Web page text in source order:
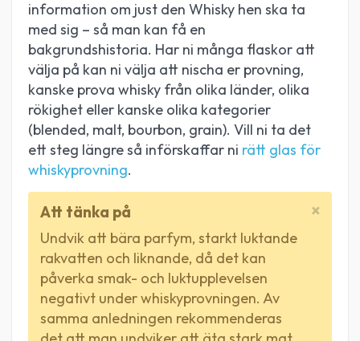
information om just den Whisky hen ska ta
med sig – så man kan få en
bakgrundshistoria. Har ni många flaskor att
välja på kan ni välja att nischa er provning,
kanske prova whisky från olika länder, olika
rökighet eller kanske olika kategorier
(blended, malt, bourbon, grain). Vill ni ta det
ett steg längre så införskaffar ni rätt glas för
whiskyprovning.
×
Att tänka på
Undvik att bära parfym, starkt luktande
rakvatten och liknande, då det kan
påverka smak- och luktupplevelsen
negativt under whiskyprovningen. Av
samma anledningen rekommenderas